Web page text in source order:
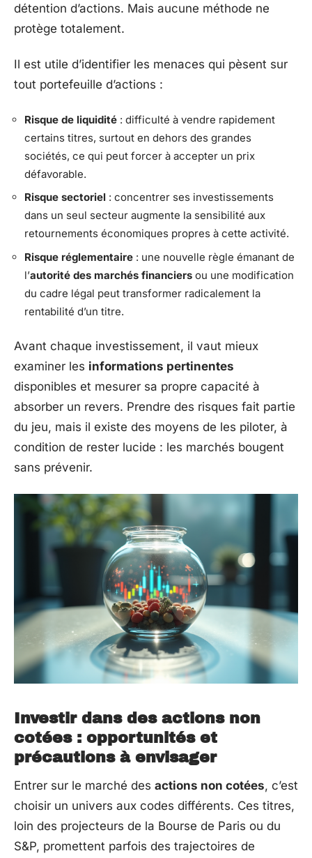
détention d’actions. Mais aucune méthode ne
protège totalement.
Il est utile d’identifier les menaces qui pèsent sur
tout portefeuille d’actions :
Risque de liquidité : difficulté à vendre rapidement
certains titres, surtout en dehors des grandes
sociétés, ce qui peut forcer à accepter un prix
défavorable.
Risque sectoriel : concentrer ses investissements
dans un seul secteur augmente la sensibilité aux
retournements économiques propres à cette activité.
Risque réglementaire : une nouvelle règle émanant de
l’autorité des marchés financiers ou une modification
du cadre légal peut transformer radicalement la
rentabilité d’un titre.
Avant chaque investissement, il vaut mieux
examiner les informations pertinentes
disponibles et mesurer sa propre capacité à
absorber un revers. Prendre des risques fait partie
du jeu, mais il existe des moyens de les piloter, à
condition de rester lucide : les marchés bougent
sans prévenir.
Investir dans des actions non
cotées : opportunités et
précautions à envisager
Entrer sur le marché des actions non cotées, c’est
choisir un univers aux codes différents. Ces titres,
loin des projecteurs de la Bourse de Paris ou du
S&P, promettent parfois des trajectoires de